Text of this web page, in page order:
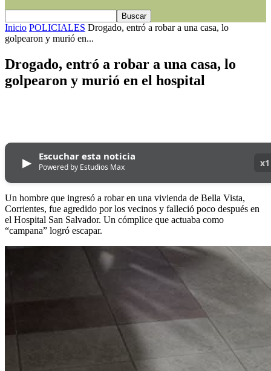
Inicio POLICIALES Drogado, entró a robar a una casa, lo
golpearon y murió en...
Drogado, entró a robar a una casa, lo
golpearon y murió en el hospital
▶
Escuchar esta noticia
Powered by Estudios Max x1
Un hombre que ingresó a robar en una vivienda de Bella Vista,
Corrientes, fue agredido por los vecinos y falleció poco después en
el Hospital San Salvador. Un cómplice que actuaba como
“campana” logró escapar.